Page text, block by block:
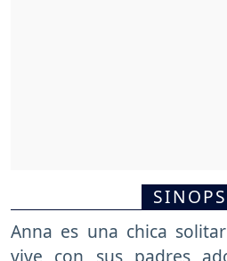
Anna es una chica
vive con sus padres